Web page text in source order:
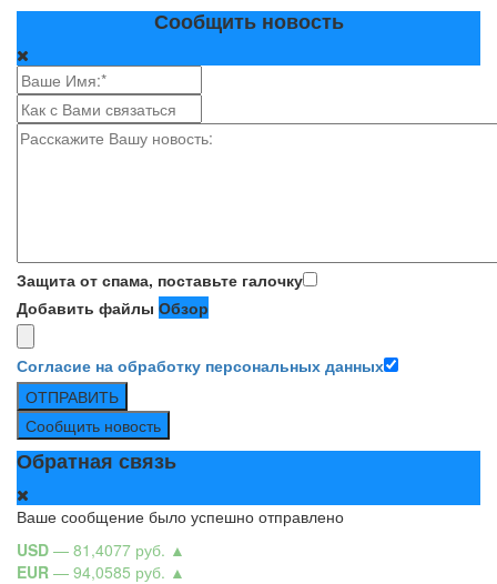
Сообщить новость
Защита от спама, поставьте галочку
Добавить файлы Обзор
Согласие на обработку персональных данных
ОТПРАВИТЬ
Сообщить новость
Обратная связь
Ваше сообщение было успешно отправлено
USD — 81,4077 руб. ▲
EUR — 94,0585 руб. ▲